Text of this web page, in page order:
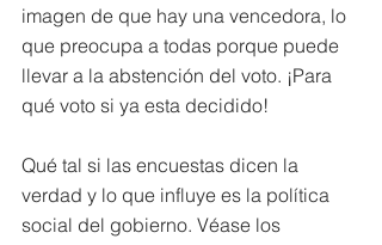
imagen de que hay una vencedora, lo
que preocupa a todas porque puede
llevar a la abstención del voto. ¡Para
qué voto si ya esta decidido!
Qué tal si las encuestas dicen la
verdad y lo que influye es la política
social del gobierno. Véase los